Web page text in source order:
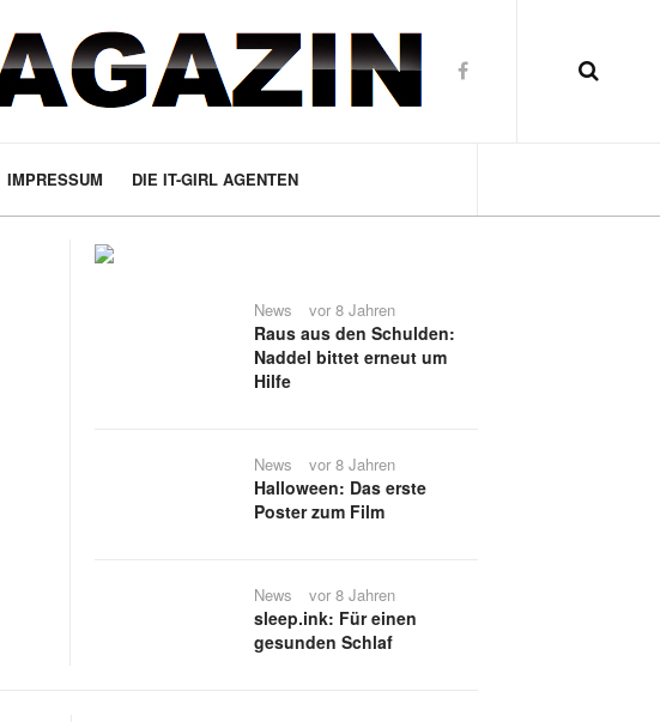
IMPRESSUM
DIE IT-GIRL AGENTEN
News vor 8 Jahren
Raus aus den Schulden:
Naddel bittet erneut um
Hilfe
News vor 8 Jahren
Halloween: Das erste
Poster zum Film
News vor 8 Jahren
sleep.ink: Für einen
gesunden Schlaf